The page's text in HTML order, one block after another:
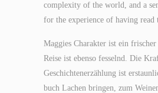
complexity of the world, and a
for the experience of having read
Maggies Charakter ist ein
Reise ist ebenso fesselnd. Die
Geschichtenerzählung ist
buch Lachen bringen, zum